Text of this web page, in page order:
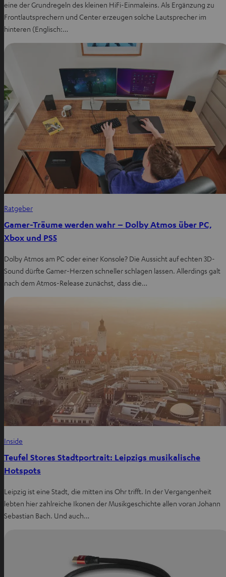
eine der Grundregeln des kleinen HiFi-Einmaleins. Als Ergänzung zu
Frontlautsprechern und Center erzeugen solche Lautsprecher im
hinteren (Englisch:…
Ratgeber
Gamer-Träume werden wahr – Dolby Atmos über PC,
Xbox und PS5
Dolby Atmos am PC oder einer Konsole? Die Aussicht auf echten 3D-
Sound dürfte Gamer-Herzen schneller schlagen lassen. Allerdings galt
nach dem Atmos-Release zunächst, dass die…
Inside
Teufel Stores Stadtportrait: Leipzigs musikalische
Hotspots
Leipzig ist eine Stadt, die mitten ins Ohr trifft. In der Vergangenheit
lebten hier zahlreiche Ikonen der Musikgeschichte allen voran Johann
Sebastian Bach. Und auch…